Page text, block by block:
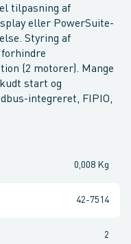
tilpasning af
eller PowerSuite-
Styring af
(2 motorer). Mange
start og
integreret, FIPIO,
0,008 Kg
42-7514
2